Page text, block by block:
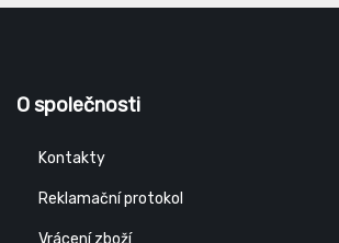
O společnosti
Kontakty
Reklamační protokol
Vrácení zboží